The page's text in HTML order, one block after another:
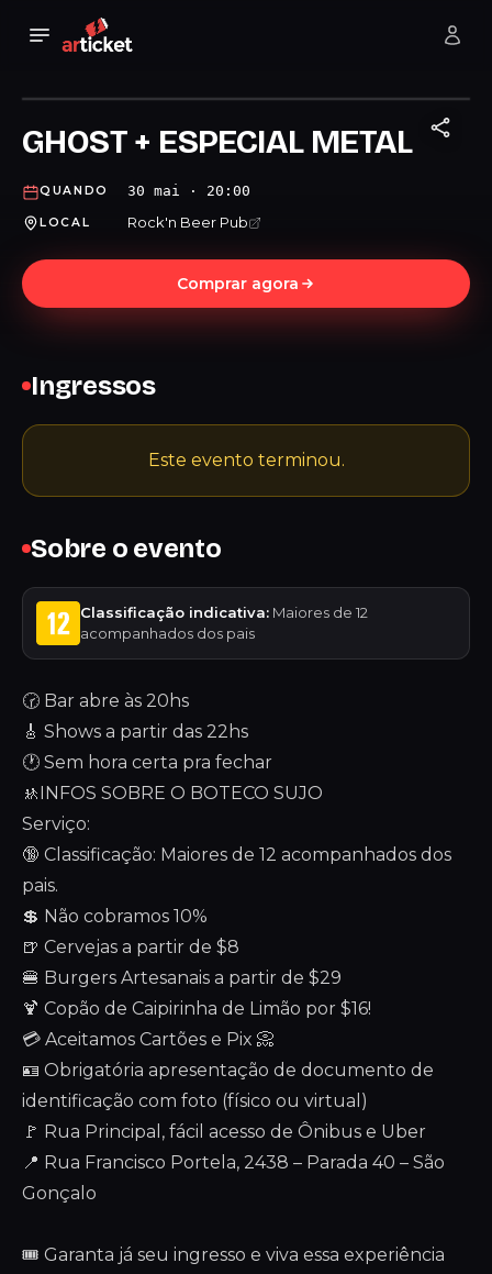
GHOST + ESPECIAL METAL
QUANDO 30 mai · 20:00
LOCAL Rock'n Beer Pub
Comprar agora
Sobre o evento
Classificação indicativa: Maiores de 12
acompanhados dos pais
🕝 Bar abre às 20hs
🎸 Shows a partir das 22hs
🕐 Sem hora certa pra fechar
🚸INFOS SOBRE O BOTECO SUJO
Serviço:
🔞 Classificação: Maiores de 12 acompanhados dos
pais.
💲 Não cobramos 10%
🍺 Cervejas a partir de $8
🍔 Burgers Artesanais a partir de $29
🍹 Copão de Caipirinha de Limão por $16!
💳 Aceitamos Cartões e Pix 📀
🪪 Obrigatória apresentação de documento de
identificação com foto (físico ou virtual)
🚩 Rua Principal, fácil acesso de Ônibus e Uber
📍 Rua Francisco Portela, 2438 – Parada 40 – São
Gonçalo
🎟 Garanta já seu ingresso e viva essa experiência
Ingressos
Este evento terminou.